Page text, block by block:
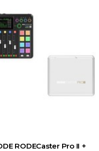
RODECaster Pro II +